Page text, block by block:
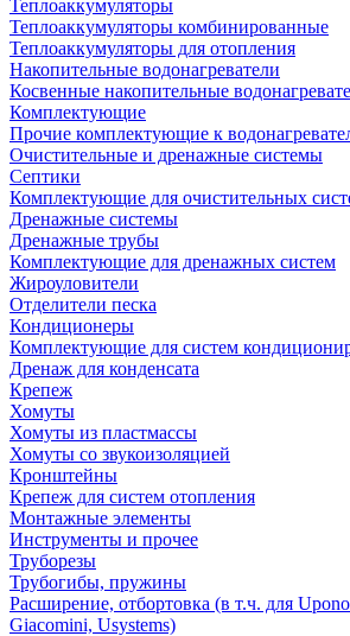
Теплоаккумуляторы
Теплоаккумуляторы комбинированные
Теплоаккумуляторы для отопления
Накопительные водонагреватели
Косвенные накопительные
Комплектующие
Прочие комплектующие к
Очистительные и дренажные системы
Септики
Комплектующие для очистительных
Дренажные системы
Дренажные трубы
Комплектующие для дренажных систем
Жироуловители
Отделители песка
Кондиционеры
Комплектующие для систем
Дренаж для конденсата
Крепеж
Хомуты
Хомуты из пластмассы
Хомуты со звукоизоляцией
Кронштейны
Крепеж для систем отопления
Монтажные элементы
Инструменты и прочее
Труборезы
Трубогибы, пружины
Расширение, отбортовка (в т.ч. для
Giacomini, Usystems)